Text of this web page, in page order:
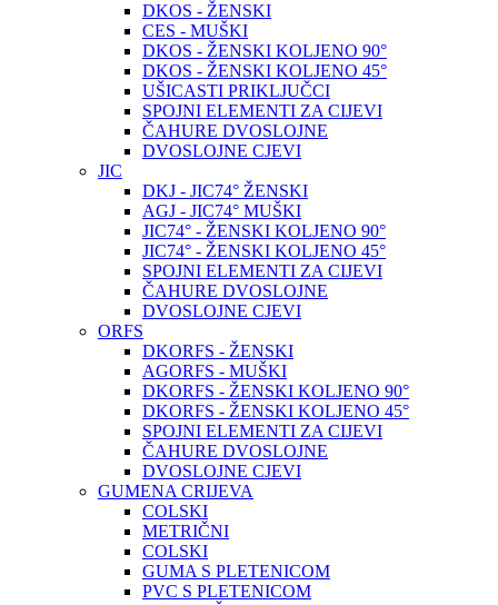
DKOS - ŽENSKI
CES - MUŠKI
DKOS - ŽENSKI KOLJENO 90°
DKOS - ŽENSKI KOLJENO 45°
UŠICASTI PRIKLJUČCI
SPOJNI ELEMENTI ZA CIJEVI
ČAHURE DVOSLOJNE
DVOSLOJNE CJEVI
JIC
DKJ - JIC74° ŽENSKI
AGJ - JIC74° MUŠKI
JIC74° - ŽENSKI KOLJENO 90°
JIC74° - ŽENSKI KOLJENO 45°
SPOJNI ELEMENTI ZA CIJEVI
ČAHURE DVOSLOJNE
DVOSLOJNE CJEVI
ORFS
DKORFS - ŽENSKI
AGORFS - MUŠKI
DKORFS - ŽENSKI KOLJENO 90°
DKORFS - ŽENSKI KOLJENO 45°
SPOJNI ELEMENTI ZA CIJEVI
ČAHURE DVOSLOJNE
DVOSLOJNE CJEVI
GUMENA CRIJEVA
COLSKI
METRIČNI
COLSKI
GUMA S PLETENICOM
PVC S PLETENICOM